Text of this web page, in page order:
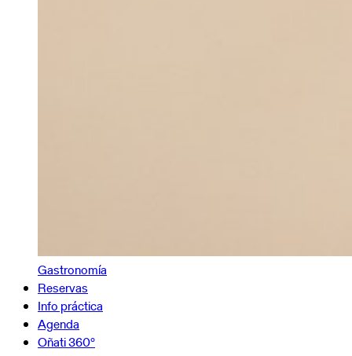
Gastronomía
Reservas
Info práctica
Agenda
Oñati 360º